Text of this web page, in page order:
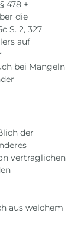
478 +
die
S. 2, 327
auf
bei Mängeln
der
vertraglichen
aus welchem